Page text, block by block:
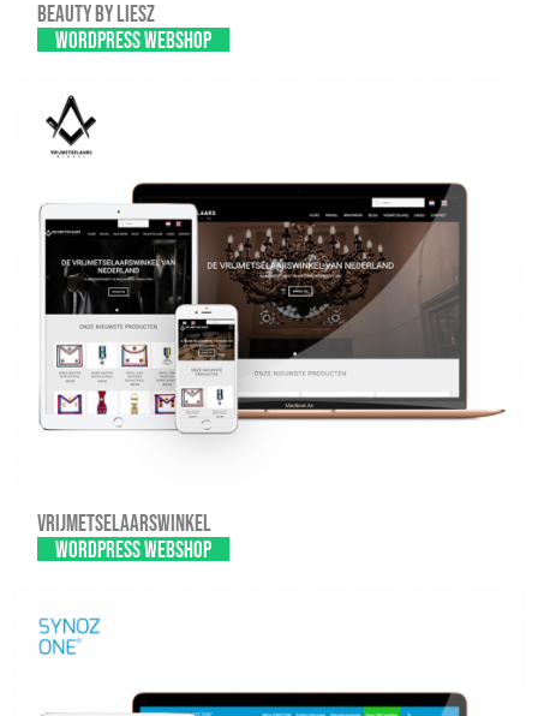
Beauty By Liesz
WordPress webshop
Vrijmetselaarswinkel
WordPress webshop